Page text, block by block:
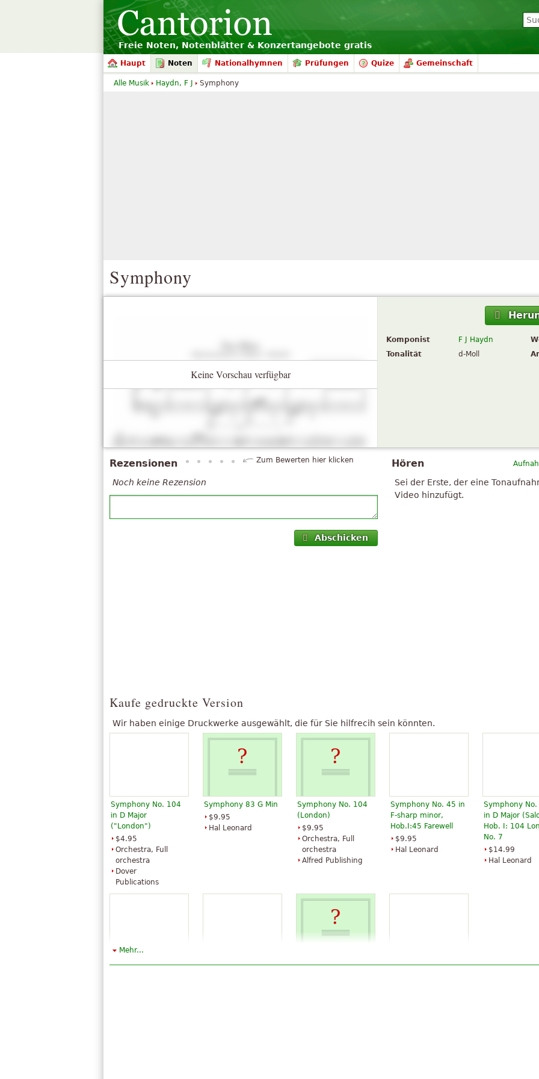
Freie Noten, Notenblätter & Konzertangebote gratis
Haupt Noten Nationalhymnen Prüfungen Quize Gemeinschaft
Symphony
Keine Vorschau verfügbar
Komponist F J Haydn
Tonalität
d-Moll
Hören
Sei der Erste, der eine
Video hinzufügt.
Rezensionen Zum Bewerten hier klicken
Noch keine Rezension
Abschicken
Kaufe gedruckte Version
Wir haben einige Druckwerke ausgewählt, die für Sie hilfrecih sein könnten.
Symphony No. 104
in D Major
("London")
$4.95
Orchestra, Full
orchestra
Dover
Publications
Symphony 83 G Min
$9.95
Hal Leonard
Symphony No. 104
(London)
$9.95
Orchestra, Full
orchestra
Alfred Publishing
Symphony No. 45 in
F-sharp minor,
Hob.I:45 Farewell
$9.95
Hal Leonard
Symphony
in D Major
Hob. I: 104
No. 7
$14.99
Hal Leonard
London Symphony,
Surprise Symphony
London Symphony
Symphony in B-flat
Mehr...
Alle Musik Haydn, F J Symphony